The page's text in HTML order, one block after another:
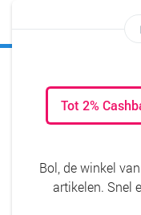
Tot 2%
Bol, de winkel
artikelen. Snel